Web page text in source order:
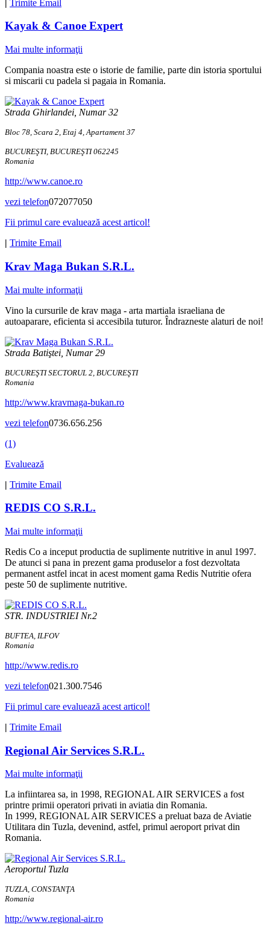
Trimite Email
Kayak & Canoe Expert
Mai multe informaţii
Compania noastra este o istorie de familie, parte din istoria sportului
si miscarii cu padela si pagaia in Romania.
Strada Ghirlandei, Numar 32
Bloc 78, Scara 2, Etaj 4, Apartament 37
BUCUREŞTI, BUCUREŞTI 062245
Romania
http://www.canoe.ro
vezi telefon072077050
Fii primul care evaluează acest articol!
| Trimite Email
Krav Maga Bukan S.R.L.
Mai multe informaţii
Vino la cursurile de krav maga - arta martiala israeliana de
autoaparare, eficienta si accesibila tuturor. Îndrazneste alaturi de noi!
Strada Batiştei, Numar 29
BUCUREŞTI SECTORUL 2, BUCUREŞTI
Romania
http://www.kravmaga-bukan.ro
vezi telefon0736.656.256
(1)
Evaluează
| Trimite Email
REDIS CO S.R.L.
Mai multe informaţii
Redis Co a inceput productia de suplimente nutritive in anul 1997.
De atunci si pana in prezent gama produselor a fost dezvoltata
permanent astfel incat in acest moment gama Redis Nutritie ofera
peste 50 de suplimente nutritive.
STR. INDUSTRIEI Nr.2
BUFTEA, ILFOV
Romania
http://www.redis.ro
vezi telefon021.300.7546
Fii primul care evaluează acest articol!
| Trimite Email
Regional Air Services S.R.L.
Mai multe informaţii
La infiintarea sa, in 1998, REGIONAL AIR SERVICES a fost
printre primii operatori privati in aviatia din Romania.
In 1999, REGIONAL AIR SERVICES a preluat baza de Aviatie
Utilitara din Tuzla, devenind, astfel, primul aeroport privat din
Romania.
Aeroportul Tuzla
TUZLA, CONSTANŢA
Romania
http://www.regional-air.ro